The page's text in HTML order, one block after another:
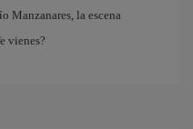
Manzanares, la escena
vienes?